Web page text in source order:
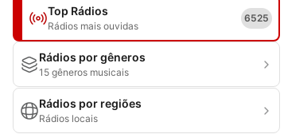
Top Rádios
Rádios mais ouvidas
6525
Rádios por gêneros
15 gêneros musicais
Rádios por regiões
Rádios locais